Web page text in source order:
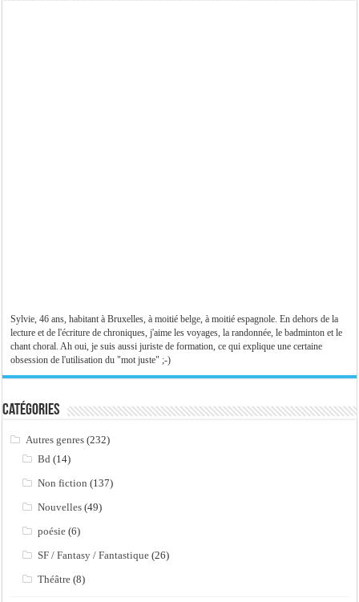
Sylvie, 46 ans, habitant à Bruxelles, à moitié belge, à moitié espagnole. En dehors de la
lecture et de l'écriture de chroniques, j'aime les voyages, la randonnée, le badminton et le
chant choral. Ah oui, je suis aussi juriste de formation, ce qui explique une certaine
obsession de l'utilisation du "mot juste" ;-)
Catégories
Autres genres (232)
Bd (14)
Non fiction (137)
Nouvelles (49)
poésie (6)
SF / Fantasy / Fantastique (26)
Théâtre (8)